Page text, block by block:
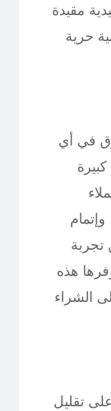
مقيدة
حرية
في أي
تجربة
هذه
الشراء
تقليل